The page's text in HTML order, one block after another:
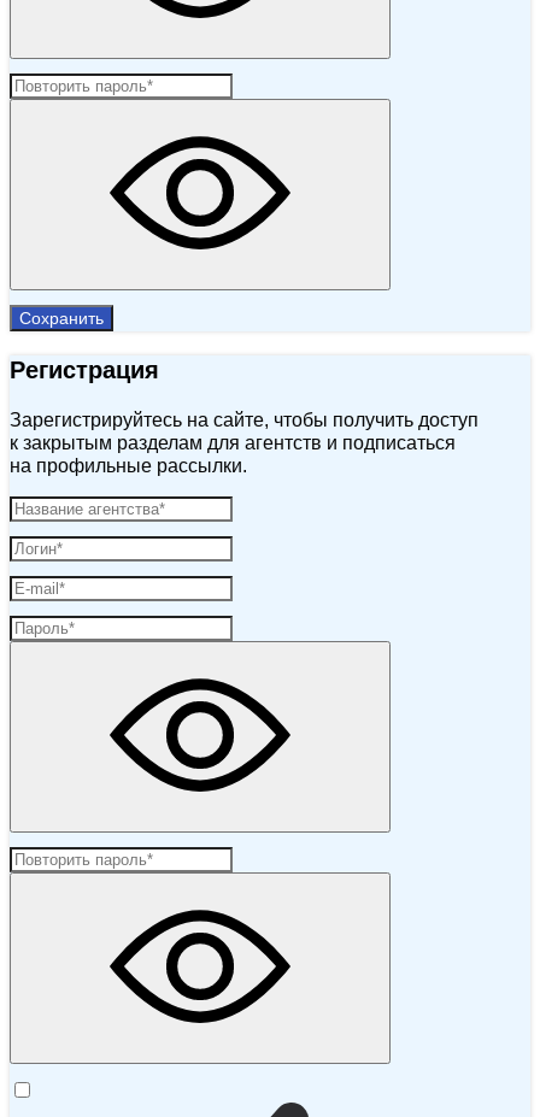
Сохранить
Регистрация
Зарегистрируйтесь на сайте, чтобы получить доступ
к закрытым разделам для агентств и подписаться
на профильные рассылки.